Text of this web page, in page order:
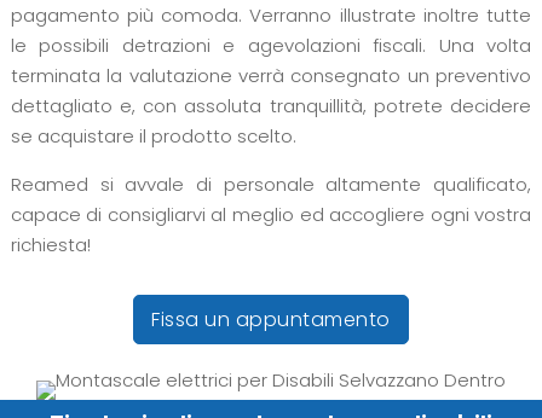
pagamento più comoda. Verranno illustrate inoltre tutte
le possibili detrazioni e agevolazioni fiscali. Una volta
terminata la valutazione verrà consegnato un preventivo
dettagliato e, con assoluta tranquillità, potrete decidere
se acquistare il prodotto scelto.
Reamed si avvale di personale altamente qualificato,
capace di consigliarvi al meglio ed accogliere ogni vostra
richiesta!
Fissa un appuntamento